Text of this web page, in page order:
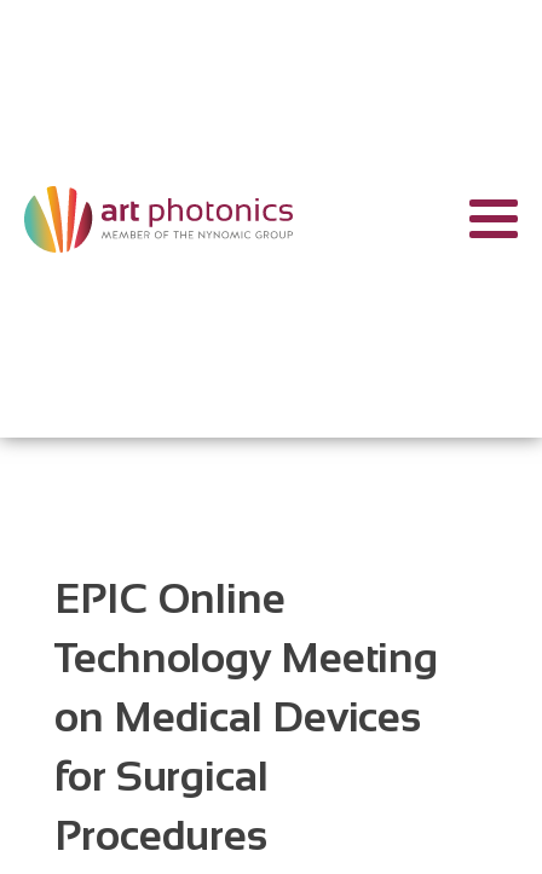
EPIC Online
Technology Meeting
on Medical Devices
for Surgical
Procedures